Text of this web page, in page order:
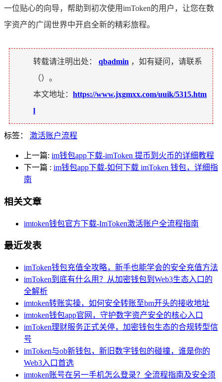
一位贴心的向导，帮助到初次使用imToken的用户，让您在数
字资产的广阔世界中开启全新的精彩旅程。
转载请注明出处： qbadmin ，如有疑问，请联系
（）。
本文地址： https://www.jxgmxx.com/uuik/5315.htm
l
标签： 激活账户流程
上一篇: im钱包app下载-imToken 提币到火币的详细教程
下一篇 : im钱包app下载-如何下载 imToken 钱包，详细指
南
相关文章
imtoken钱包官方下载-ImToken激活账户全流程指南
最近发表
imToken钱包充值全攻略，新手也能学会的安全充值方法
imToken到底有什么用？从加密钱包到Web3生态入口的
全解析
imtoken转账实操，如何安全转账至bm开头的接收地址
imtoken钱包app官网，守护数字资产安全的核心入口
imToken理财服务正式关停，加密钱包生态的合规转型信
号
imToken与ob新钱包，新旧数字钱包的碰撞，谁是你的
Web3入口首选
imtoken账号在另一手机怎么登录？全流程指南及安全须